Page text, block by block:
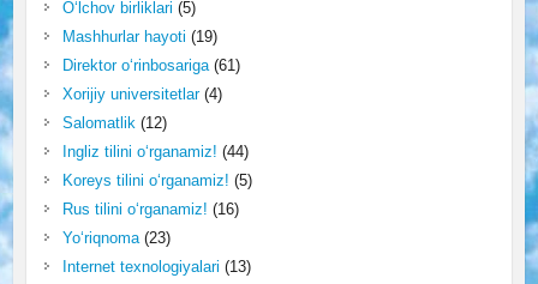
O‘lchov birliklari (5)
Mashhurlar hayoti (19)
Direktor o‘rinbosariga(61)
Xorijiy universitetlar(4)
Salomatlik (12)
Ingliz tilini o‘rganamiz! (44)
Koreys tilini o‘rganamiz! (5)
Rus tilini o‘rganamiz! (16)
Yo‘riqnoma(23)
Internet texnologiyalari (13)